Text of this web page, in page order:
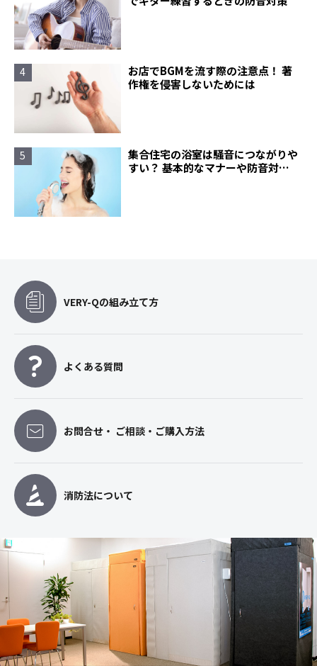
お店でBGMを流す際の注意点！ 著
作権を侵害しないためには
集合住宅の浴室は騒音につながりや
すい？ 基本的なマナーや防音対策
VERY-Qの組み立て方
よくある質問
お問合せ・ ご相談・ご購入方法
消防法について